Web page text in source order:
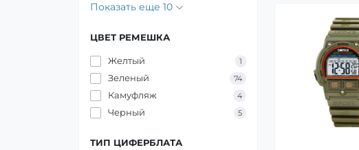
Показать еще 10
ЦВЕТ РЕМЕШКА
Желтый 1
Зеленый 74
Камуфляж 4
Черный 5
ТИП ЦИФЕРБЛАТА